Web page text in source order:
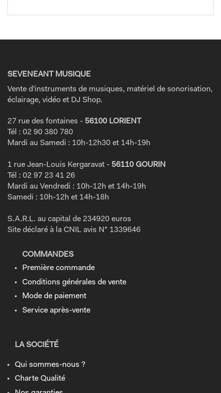
SEVENEANT MUSIQUE
Vente d'instruments de musiques, matériel de sonorisation,
éclairage, vidéo et DJ Shop.
27 rue des fontaines - 56100 LORIENT
Tél : 02 90 380 780
Mardi au Samedi : 10h-12h30 et 14h-19h
1 rue Jean-Louis Kergaravat - 56110 GOURIN
Tél : 02 97 23 41 26
Mardi au Vendredi : 10h-12h et 14h-19h
Samedi : 10h-12h et 14h-18h
S.A.R.L. au capital de 234920 euros
Site déclaré à la CNIL avis N° 1339646
COMMANDES
Première commande
Conditions générales de vente
Mode de paiement
Service après-vente
LA SOCIÉTÉ
Qui sommes-nous ?
Charte Qualité